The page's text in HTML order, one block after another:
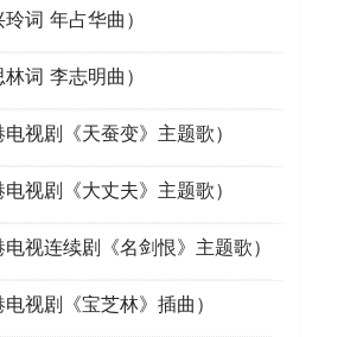
词 年占华曲）
词 李志明曲）
视剧《天蚕变》主题歌）
视剧《大丈夫》主题歌）
视连续剧《名剑恨》主题歌）
视剧《宝芝林》插曲）